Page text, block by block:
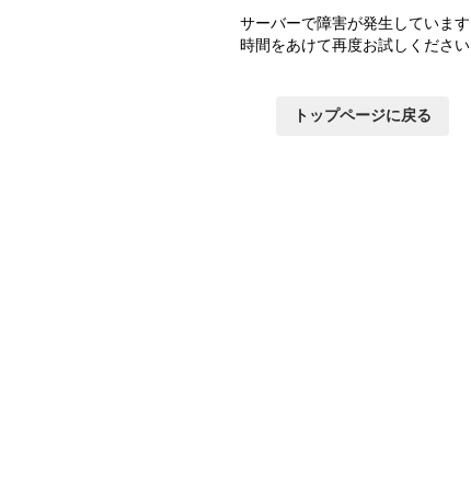
サーバーで障害が発生しています
時間をあけて再度お試しください
トップページに戻る